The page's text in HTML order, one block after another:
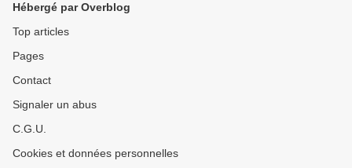
Hébergé par Overblog
Top articles
Pages
Contact
Signaler un abus
C.G.U.
Cookies et données personnelles